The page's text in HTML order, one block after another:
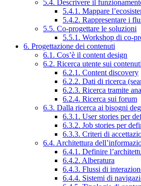
5.4. Descrivere il
5.4.1. Mappare
5.4.2. Rappresentare i
5.5. Co-progettare le soluzioni
5.5.1. Workshop di co-
6. Progettazione dei contenuti
6.1. Cos’è il content design
6.2. Ricerca utente sui
6.2.1. Content discovery
6.2.2. Dati di ricerca
6.2.3. Ricerca tramite
6.2.4. Ricerca sui forum
6.3. Dalla ricerca ai bisogni
6.3.1. User stories per
6.3.2. Job stories per
6.3.3. Criteri di
6.4. Architettura
6.4.1. Definire
6.4.2. Alberatura
6.4.3. Flussi di
6.4.4. Sistemi di